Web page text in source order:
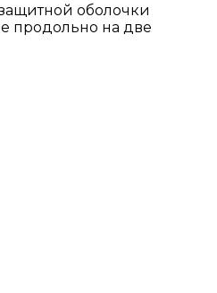
оболочки
продольно на две